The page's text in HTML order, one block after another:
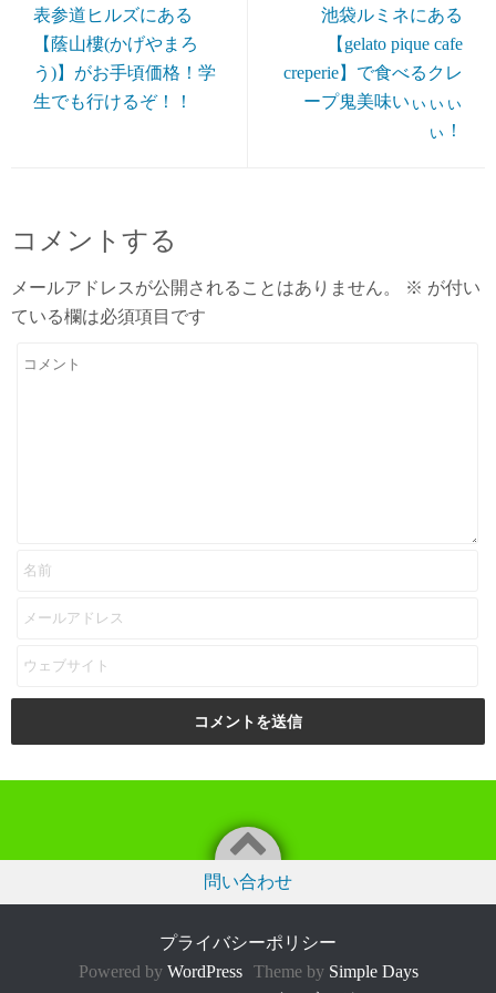
表参道ヒルズにある
【蔭山樓(かげやまろ
う)】がお手頃価格！学
生でも行けるぞ！！
池袋ルミネにある
【gelato pique cafe
creperie】で食べるクレ
ープ鬼美味いぃぃぃ
ぃ！
コメントする
メールアドレスが公開されることはありません。 ※ が付い
ている欄は必須項目です
問い合わせ
プライバシーポリシー
Powered by WordPress Theme by Simple Days